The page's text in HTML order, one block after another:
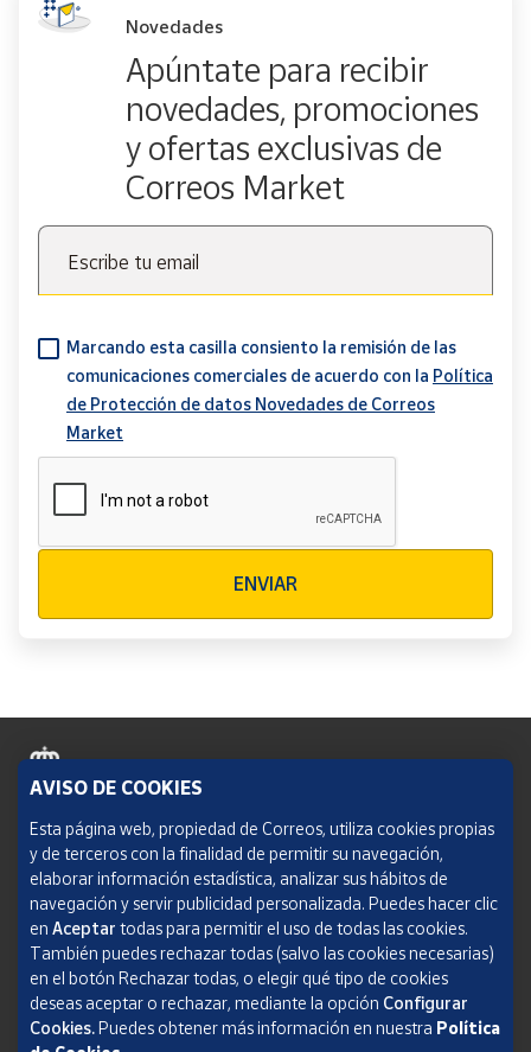
Novedades
Apúntate para recibir
novedades, promociones
y ofertas exclusivas de
Correos Market
Escribe tu email
Marcando esta casilla consiento la remisión de las
comunicaciones comerciales de acuerdo con la Política
de Protección de datos Novedades de Correos
Market
ENVIAR
Política de cookies
Aviso legal
Condiciones del servicio
Política de Privacidad Web
Informe de transparencia
AVISO DE COOKIES
Esta página web, propiedad de Correos, utiliza cookies propias
y de terceros con la finalidad de permitir su navegación,
elaborar información estadística, analizar sus hábitos de
navegación y servir publicidad personalizada. Puedes hacer clic
en Aceptar todas para permitir el uso de todas las cookies.
También puedes rechazar todas (salvo las cookies necesarias)
en el botón Rechazar todas, o elegir qué tipo de cookies
deseas aceptar o rechazar, mediante la opción Configurar
Cookies.Puedes obtener más información en nuestra Política